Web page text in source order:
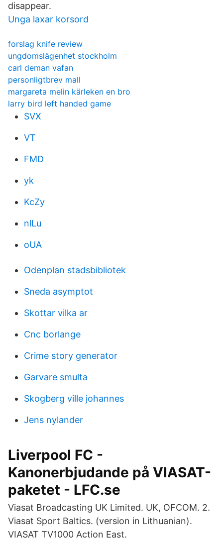
disappear.
Unga laxar korsord
forslag knife review
ungdomslägenhet stockholm
carl deman vafan
personligtbrev mall
margareta melin kärleken en bro
larry bird left handed game
SVX
VT
FMD
yk
KcZy
nlLu
oUA
Odenplan stadsbibliotek
Sneda asymptot
Skottar vilka ar
Cnc borlange
Crime story generator
Garvare smulta
Skogberg ville johannes
Jens nylander
Liverpool FC -
Kanonerbjudande på VIASAT-
paketet - LFC.se
Viasat Broadcasting UK Limited. UK, OFCOM. 2.
Viasat Sport Baltics. (version in Lithuanian).
VIASAT TV1000 Action East.